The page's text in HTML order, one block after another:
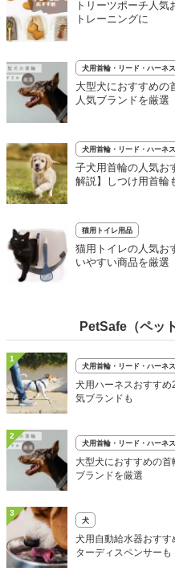
トリーツポーチ人
トレーニングに
犬用首輪・リード・ハーネス
大型犬におすすめの
人気ブランドを厳選
犬用首輪・リード・ハーネス
子犬用首輪の人気お
解説】しつけ用首輪
猫用トイレ用品
猫用トイレの人気お
いやすい商品を厳選
PetSafe（ペッ
1
犬用首輪・リード・ハーネス
犬用ハーネスおすす
気ブランドも
2
犬用首輪・リード・ハーネス
大型犬におすすめの
ブランドを厳選
3
犬
犬用自動給水器おす
ターディスペンサーも